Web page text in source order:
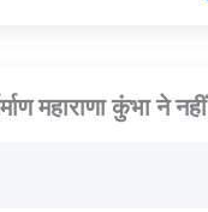
महाराणा कुंभा ने